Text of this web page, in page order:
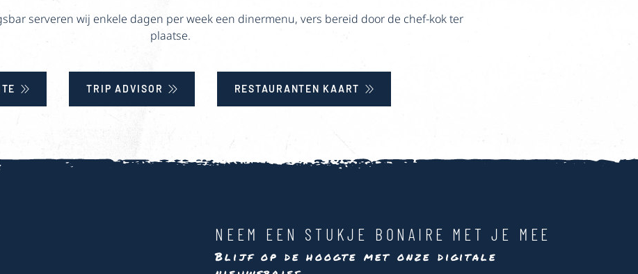
serveren wij enkele dagen per week een dinermenu, vers bereid door de chef-kok ter
plaatse.
TRIP ADVISOR RESTAURANTEN KAART
NEEM EEN STUKJE BONAIRE MET JE MEE
Blijf op de hoogte met onze digitale